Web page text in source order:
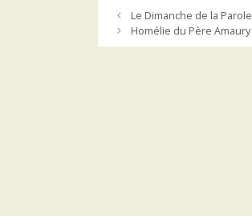
Le Dimanche de la Parole
Homélie du Père Amaury